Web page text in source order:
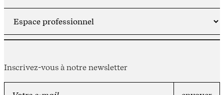
Inscrivez-vous à notre newsletter